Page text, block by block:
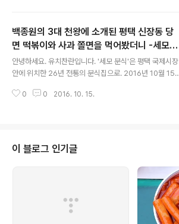
백종원의 3대 천왕에 소개된 평택 신장동 당
면 떡볶이와 사과 쫄면을 먹어봤더니 -세모분
식
안녕하세요. 유치찬란입니다. '세모 분식'은 평택 국제시장
안에 위치한 26년 전통의 분식집으로. 2016년 10월 15
년 전 방문해 본 적이 있는 곳인데요. 오랜만에 찾아가봤습
0 0 2016. 10. 15.
이 블로그 인기글